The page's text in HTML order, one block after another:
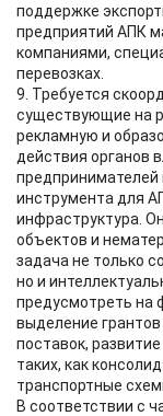
поддержке
предприятий АПК
компаниями,
перевозках.
9. Требуется
существующие на
рекламную и
действия органов
предпринимателей
инструмента для
инфраструктура.
объектов и
задача не только
но и
предусмотреть на
выделение
поставок,
таких, как
транспортные
В соответствии с